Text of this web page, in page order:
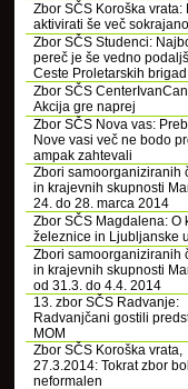
Zbor SČS Koroška vrata:
aktivirati še več
Zbor SČS Studenci:
pereč je še vedno
Ceste Proletarskih brigad
Zbor SČS
Akcija gre naprej
Zbor SČS Nova vas:
Nove vasi več ne bodo
ampak zahtevali
Zbori samoorganiziranih
in krajevnih skupnosti
24. do 28. marca 2014
Zbor SČS Magdalena: O
železnice in Ljubljanske
Zbori samoorganiziranih
in krajevnih skupnosti
od 31.3. do 4.4. 2014
13. zbor SČS Radvanje:
Radvanjčani gostili
MOM
Zbor SČS Koroška vrata,
27.3.2014: Tokrat zbor
neformalen